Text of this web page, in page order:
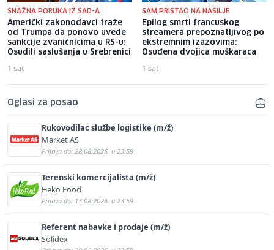
SNAŽNA PORUKA IZ SAD-A
Američki zakonodavci traže
od Trumpa da ponovo uvede
sankcije zvaničnicima u RS-u:
Osudili saslušanja u Srebrenici
1 sat
SAM PRISTAO NA NASILJE
Epilog smrti francuskog
streamera prepoznatljivog po
ekstremnim izazovima:
Osuđena dvojica muškaraca
1 sat
Oglasi za posao
Rukovodilac službe logistike (m/ž)
Market AS
Prijava do: 28.08.2026. u 23:59
Terenski komercijalista (m/ž)
Heko Food
Prijava do: 13.08.2026. u 23:59
Referent nabavke i prodaje (m/ž)
Solidex